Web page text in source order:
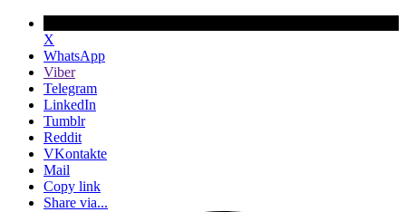
X
WhatsApp
Viber
Telegram
LinkedIn
Tumblr
Reddit
VKontakte
Mail
Copy link
Share via...